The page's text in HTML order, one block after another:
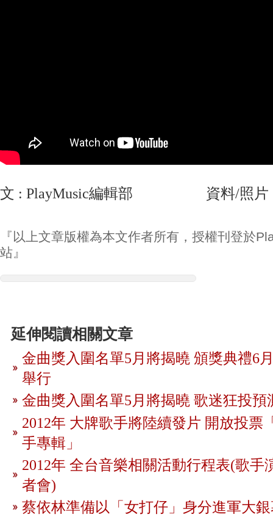
文 : PlayMusic編輯部 資料/照片 :
『以上文章版權為本文作者所有，授權刊登於
站』
延伸閱讀相關文章
金曲獎入圍名單5月將揭曉 頒獎典禮6
舉行
金曲獎入圍名單5月將揭曉 歌迷狂投預
2012年 大牌歌手將陸續發片 開放投票
手專輯」
2012年 全台音樂相關活動行程表(歌手
者會)
蔡依林準備以「女打仔」身分進軍大